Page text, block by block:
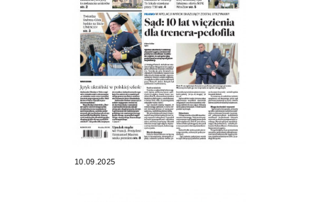
10.09.2025